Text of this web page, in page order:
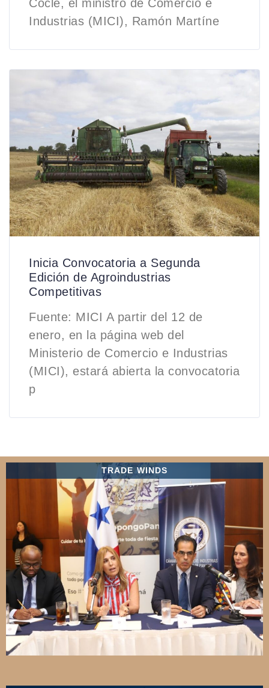
Coclé, el ministro de Comercio e
Industrias (MICI), Ramón Martíne
Inicia Convocatoria a Segunda
Edición de Agroindustrias
Competitivas
Fuente: MICI A partir del 12 de
enero, en la página web del
Ministerio de Comercio e Industrias
(MICI), estará abierta la convocatoria
p
TRADE WINDS